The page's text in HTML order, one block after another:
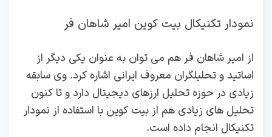
نمودار تکنیکال بیت کوین امیر شاهان فر
از امیر شاهان فر هم می توان به عنوان یکی دیگر از
اساتید و تحلیلگران معروف ایرانی اشاره کرد. وی سابقه
زیادی در حوزه تحلیل ارزهای دیجیتال دارد و تا کنون
تحلیل های زیادی هم از بیت کوین با استفاده از نمودار
تکنیکال انجام داده است.